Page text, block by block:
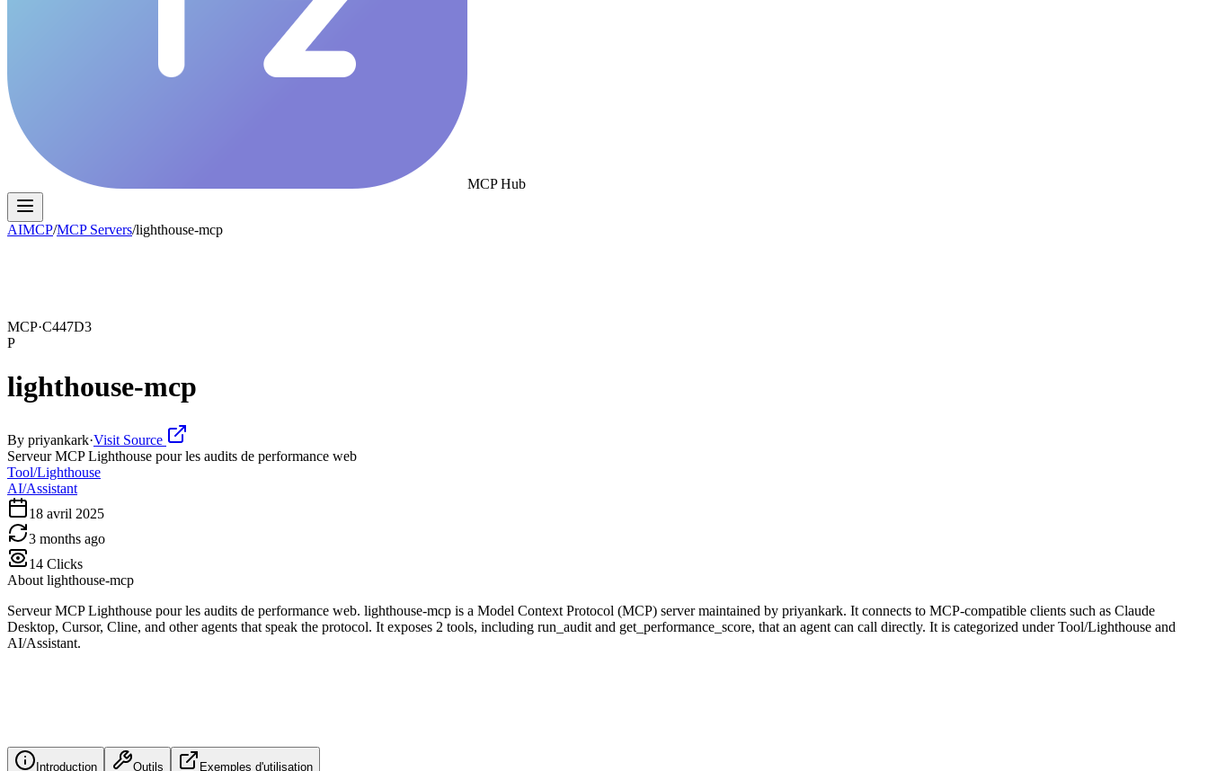
MCP Hub
AIMCP/MCP Servers/lighthouse-mcp
MCP·C447D3
P
lighthouse-mcp
By priyankark·Visit Source
Serveur MCP Lighthouse pour les audits de performance web
Tool/Lighthouse
AI/Assistant
18 avril 2025
3 months ago
14 Clicks
About lighthouse-mcp
Serveur MCP Lighthouse pour les audits de performance web. lighthouse-mcp is a Model Context Protocol (MCP) server maintained by priyankark. It connects to MCP-compatible clients such as Claude
Desktop, Cursor, Cline, and other agents that speak the protocol. It exposes 2 tools, including run_audit and get_performance_score, that an agent can call directly. It is categorized under Tool/Lighthouse and
AI/Assistant.
Introduction Outils Exemples d'utilisation